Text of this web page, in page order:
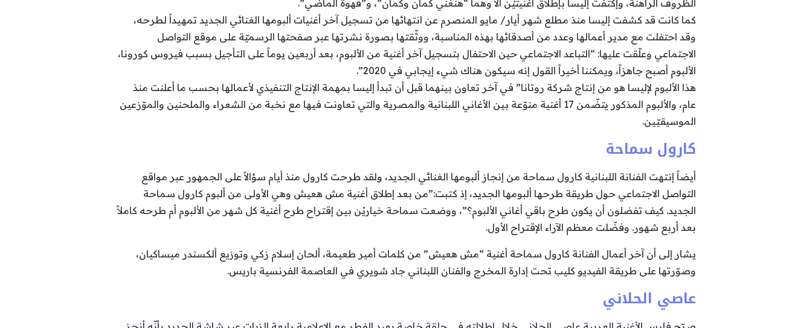
الظروف الراهنة، وإكتفت إليسا بإطلاق أغنيتيْن ألا وهما “هنغني كمان وكمان”، و”قهوة الماضي”.
كما كانت قد كشفت إليسا منذ مطلع شهر أيار/ مايو المنصرم عن انتهائها من تسجيل آخر أغنيات ألبومها الغنائي الجديد تمهيداً لطرحه،
وقد احتفلت مع مدير أعمالها وعدد من أصدقائها بهذه المناسبة، ووثّقتها بصورة نشرتها عبر صفحتها الرسميّة على موقع التواصل
الاجتماعي وعلّقت عليها: “التباعد الاجتماعي حين الاحتفال بتسجيل آخر أغنية من الألبوم، بعد أربعين يوماً على التأجيل بسبب فيروس كورونا،
الألبوم أصبح جاهزاً، ويمكننا أخيراً القول إنه سيكون هناك شيء إيجابي في 2020”.
هذا الألبوم لإليسا هو من إنتاج شركة روتانا” في آخر تعاون بينهما قبل أن تبدأ إليسا بمهمة الإنتاج التنفيذي لأعمالها بحسب ما أعلنت منذ
عام، والألبوم المذكور يتضّمن 17 أغنية منوّعة بين الأغاني اللبنانية والمصرية والتي تعاونت فيها مع نخبة من الشعراء والملحنين والموّزعين
الموسيقيّين.
كارول سماحة
أيضاً إنتهت الفنانة اللبنانية كارول سماحة من إنجاز ألبومها الغنائي الجديد، ولقد طرحت كارول منذ أيام سؤالاً على الجمهور عبر مواقع
التواصل الاجتماعي حول طريقة طرحها ألبومها الجديد، إذ كتبت:”من بعد إطلاق أغنية مش هعيش وهي الأولى من ألبوم كارول سماحة
الجديد. كيف تفضلون أن يكون طرح باقي أغاني الألبوم؟”، ووضعت سماحة خياريْن بين إقتراح طرح أغنية كل شهر من الألبوم أم طرحه كاملاً
بعد أربع شهور. وفضّلت معظم الآراء الإقتراح الأول.
يشار إلى أن آخر أعمال الفنانة كارول سماحة أغنية “مش هعيش” من كلمات أمير طعيمة، ألحان إسلام زكي وتوزيع ألكسندر ميساكيان،
وصوّرتها على طريقة الفيديو كليب تحت إدارة المخرج والفنان اللبناني جاد شويري في العاصمة الفرنسية باريس.
عاصي الحلاني